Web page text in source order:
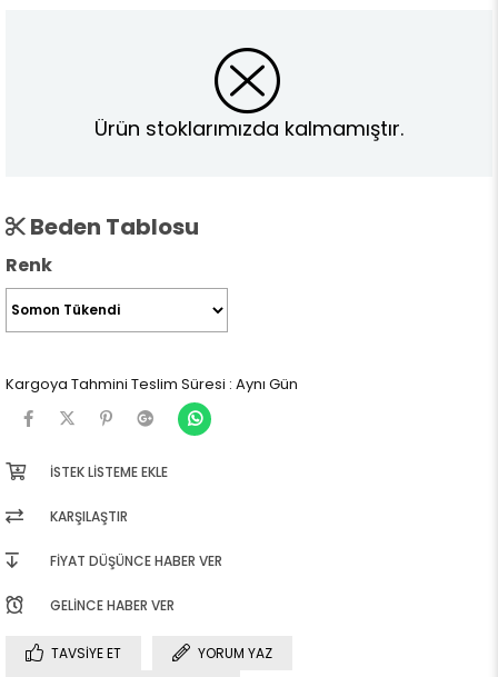
Ürün stoklarımızda kalmamıştır.
Beden Tablosu
Renk
Kargoya Tahmini Teslim Süresi : Aynı Gün
İSTEK LISTEME EKLE
KARŞILAŞTIR
FIYAT DÜŞÜNCE HABER VER
GELINCE HABER VER
TAVSIYE ET
YORUM YAZ